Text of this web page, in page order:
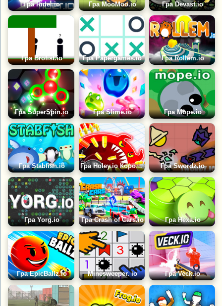
Гра Rider.io Гра MooMoo.io Гра Devast.io
Гра Brofist.io Гра Papergames.io Гра Rollem.io
Гра SuperSpin.io Гра Slime.io Гра Mope.io
Гра Stabfish.io Гра Holey.io Королівська Битва Гра Swordz.io
Гра Yorg.io Гра Crash of Cars.io Гра Hexa.io
Гра EpicBallz.io Minesweeper. io Гра Veck.io